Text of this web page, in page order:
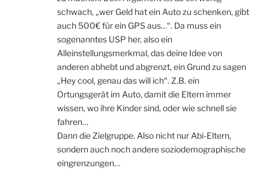
schwach, „wer Geld hat ein Auto zu schenken, gibt
auch 500€ für ein GPS aus…“. Da muss ein
sogenanntes USP her, also ein
Alleinstellungsmerkmal, das deine Idee von
anderen abhebt und abgrenzt, ein Grund zu sagen
„Hey cool, genau das will ich“. Z.B. ein
Ortungsgerät im Auto, damit die Eltern immer
wissen, wo ihre Kinder sind, oder wie schnell sie
fahren…
Dann die Zielgruppe. Also nicht nur Abi-Eltern,
sondern auch noch andere soziodemographische
eingrenzungen…